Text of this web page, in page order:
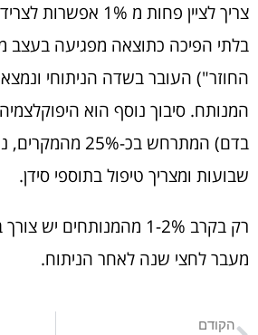
צריך לציין פחות מ 1%
בלתי הפיכה כתוצאה מפגיעה בעצב
החוזר") העובר בשדה הניתוחי
המנותח. סיבוך נוסף הוא
בדם) המתרחש בכ-
שבועות ומצריך טיפול בתוספי סידן.
רק בקרב 1-2% מהמנותחים
מעבר לחצי שנה לאחר הניתוח.
הקודם